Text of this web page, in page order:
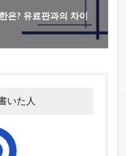
은? 유료판과의 차이
いた人